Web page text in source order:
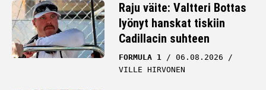
Raju väite: Valtteri Bottas
lyönyt hanskat tiskiin
Cadillacin suhteen
FORMULA 1
06.08.2026
VILLE HIRVONEN